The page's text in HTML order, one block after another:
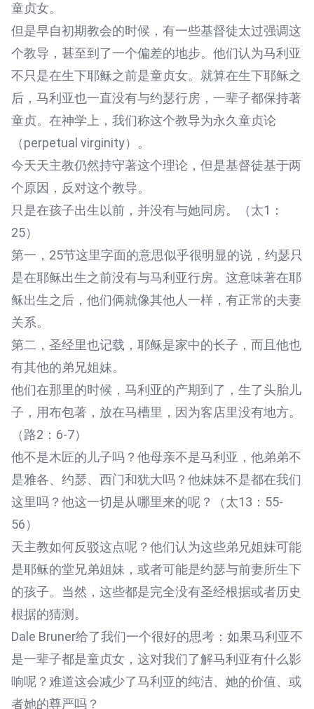
童贞女。
但是早自初期教会的时候，有一些基督徒太过强调这
个教导，甚至到了一个偏差的地步。他们认为马利亚
不只是在生下耶稣之前是童贞女。就算在生下耶稣之
后，马利亚也一直没有与约瑟行房，一辈子都保持著
童贞。在神学上，我们称这个教导为永久童贞论
（perpetual virginity）。
今天天主教仍然持守著这个理论，但是基督徒基于两
个原因，反对这个教导。
只是在孩子出生以前，并没有与她同房。（太1：
25）
第一，25节这里字面的意思似乎很明显的说，约瑟只
是在耶稣出生之前没有与马利亚行房。这意味著在耶
稣出生之后，他们俩就像其他人一样，有正常的夫妻
关系。
第二，圣经里也记载，耶稣是家中的长子，而且他也
有其他的弟兄姐妹。
他们在那里的时候，马利亚的产期到了，生了头胎儿
子，用布包著，放在马槽里，因为客店里没有地方。
（路2：6-7）
他不是木匠的儿子吗？他母亲不是马利亚，他弟弟不
是雅各、约瑟、西门和犹大吗？他妹妹不是都在我们
这里吗？他这一切是从哪里来的呢？（太13：55-
56）
天主教如何反驳这点呢？他们认为这些弟兄姐妹可能
是耶稣的堂兄弟姐妹，或者可能是约瑟与前妻所生下
的孩子。当然，这些都是完全没有圣经根据或者历史
根据的猜测。
Dale Bruner给了我们一个很好的思考：如果马利亚不
是一辈子都是童贞女，这对我们了解马利亚有什么影
响呢？难道这会减少了马利亚的纯洁、她的价值、或
者她的尊严吗？